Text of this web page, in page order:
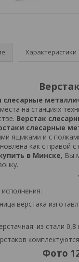
Характеристики
слесарные
на станциях
Верстак
слесарные
ящиками и с
как с правой
в Минске, Вы
верстака
из стали
Фото